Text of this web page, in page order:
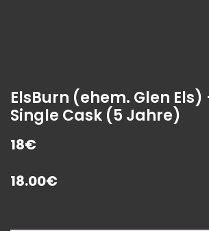
ElsBurn (ehem. Glen
Single Cask (5 Jahre)
18€
18.00€